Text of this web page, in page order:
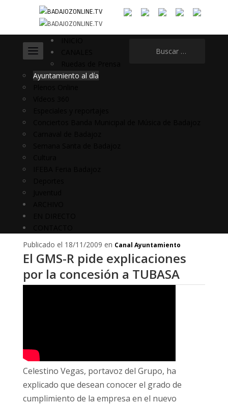
Ayuntamiento al día
Publicado el 18/11/2009 en Canal Ayuntamiento
El GMS-R pide explicaciones
por la concesión a TUBASA
Celestino Vegas, portavoz del Grupo, ha
explicado que desean conocer el grado de
cumplimiento de la empresa en el nuevo